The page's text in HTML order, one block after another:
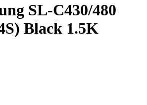
SL-C430/480
Black 1.5K